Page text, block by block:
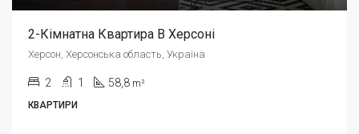
2-Кімнатна Квартира В Херсоні
Херсон, Херсонська область, Україна
2 1 58,8 m²
КВАРТИРИ